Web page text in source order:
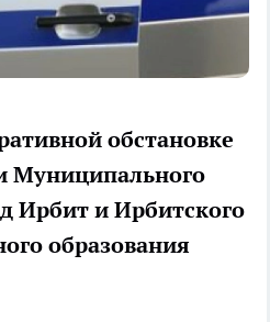
обстановке
Муниципального
Ирбит и Ирбитского
образования